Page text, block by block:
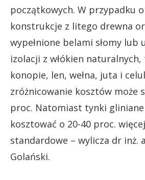
początkowych. W przypadku
konstrukcje z litego drewna
wypełnione belami słomy lub
izolacji z włókien
konopie, len, wełna, juta i
zróżnicowanie kosztów może
proc. Natomiast tynki
kosztować o 20-40 proc.
standardowe – wylicza dr inż.
Golański.